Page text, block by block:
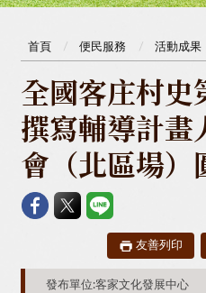
首頁 便民服務 活動成果
全國客庄村史
撰寫輔導計畫
會（北區場）
友善列印
發布單位:客家文化發展中心